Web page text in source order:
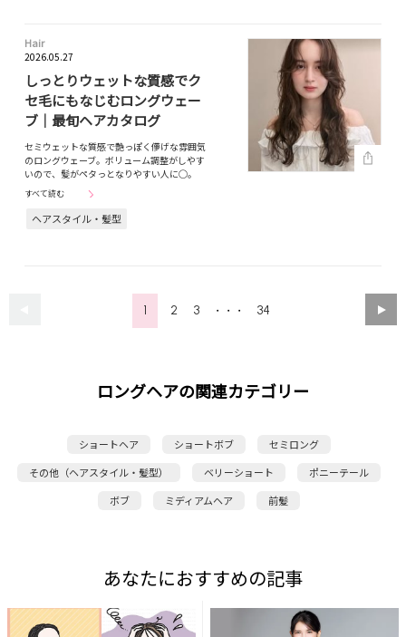
Hair
2026.05.27
しっとりウェットな質感でク
セ毛にもなじむロングウェー
ブ｜最旬ヘアカタログ
セミウェットな質感で艶っぽく儚げな雰囲気
のロングウェーブ。ボリューム調整がしやす
いので、髪がペタっとなりやすい人に◯。
すべて読む
ヘアスタイル・髪型
1 2 3 ・・・ 34
ロングヘアの関連カテゴリー
ショートヘア ショートボブ
セミロング
その他（ヘアスタイル・髪型）
ベリーショート
ポニーテール
ボブ
ミディアムヘア 前髪
あなたにおすすめの記事